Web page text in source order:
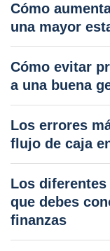
Cómo
una mayor
Cómo evitar
a una buena
Los errores
flujo de caja
Los
que debes
finanzas